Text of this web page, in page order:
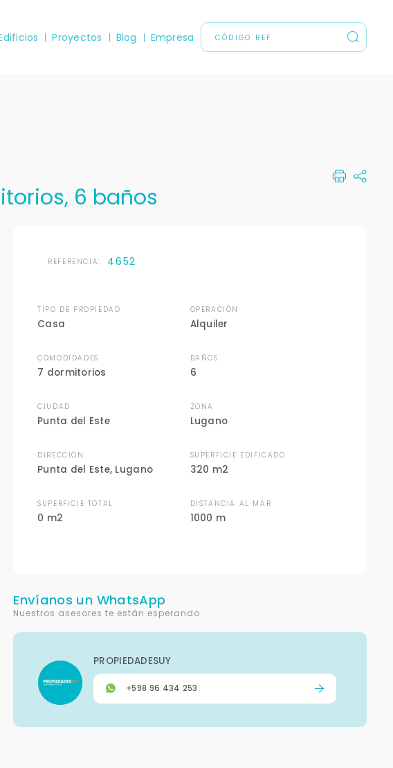
Proyectos Blog Empresa
6 baños
REFERENCIA: 4652
TIPO DE PROPIEDAD
Casa
OPERACIÓN
Alquiler
COMODIDADES
7 dormitorios
BAÑOS
6
CIUDAD
Punta del Este
ZONA
Lugano
DIRECCIÓN
Punta del Este, Lugano
SUPERFICIE EDIFICADO
320 m2
SUPERFICIE TOTAL
0 m2
DISTANCIA AL MAR
1000 m
Envíanos un WhatsApp
Nuestros asesores te están esperando
PROPIEDADESUY
+598 96 434 253